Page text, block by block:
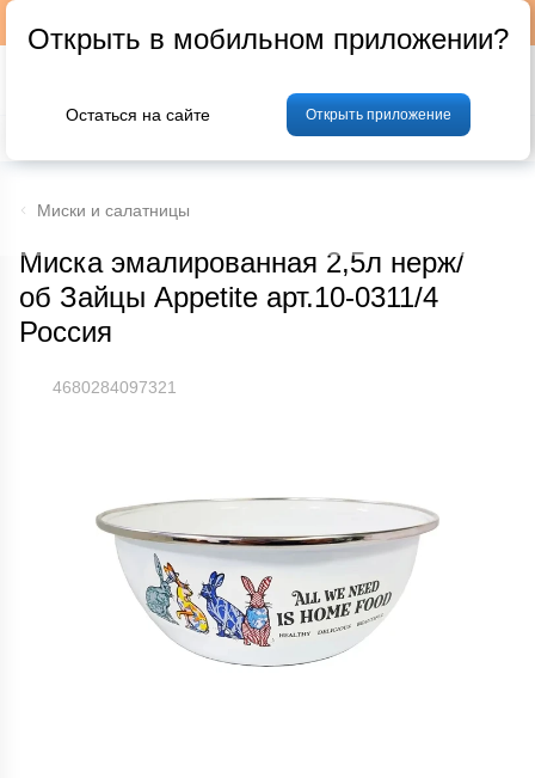
Фрукты и овощи Мясо Птица
Миски и салатницы
Миска эмалированная 2,5л нерж/
об Зайцы Appetite арт.10-0311/4
Россия
4680284097321
Открыть в мобильном приложении?
Остаться на сайте Открыть приложение